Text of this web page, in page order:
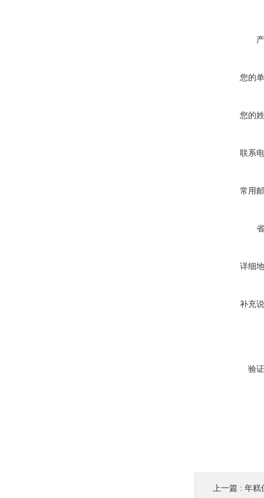
您的
您的
联系
常用
详细
补充
验
上一篇 : 年糕